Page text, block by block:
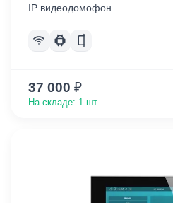
IP видеодомофон
37 000 ₽
На складе: 1 шт.